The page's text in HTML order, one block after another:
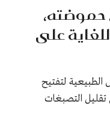
حموضته،
على
لتفتيح
تقليل التصبغات